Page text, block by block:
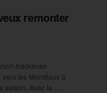
remonter
trackeuse
les Mondiaux à
Avec la ...